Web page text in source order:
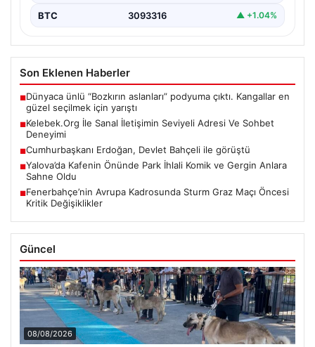
BTC 3093316 ▲ +1.04%
Son Eklenen Haberler
■Dünyaca ünlü “Bozkırın aslanları” podyuma çıktı. Kangallar en
güzel seçilmek için yarıştı
■Kelebek.Org İle Sanal İletişimin Seviyeli Adresi Ve Sohbet
Deneyimi
■Cumhurbaşkanı Erdoğan, Devlet Bahçeli ile görüştü
■Yalova’da Kafenin Önünde Park İhlali Komik ve Gergin Anlara
Sahne Oldu
■Fenerbahçe’nin Avrupa Kadrosunda Sturm Graz Maçı Öncesi
Kritik Değişiklikler
Güncel
08/08/2026